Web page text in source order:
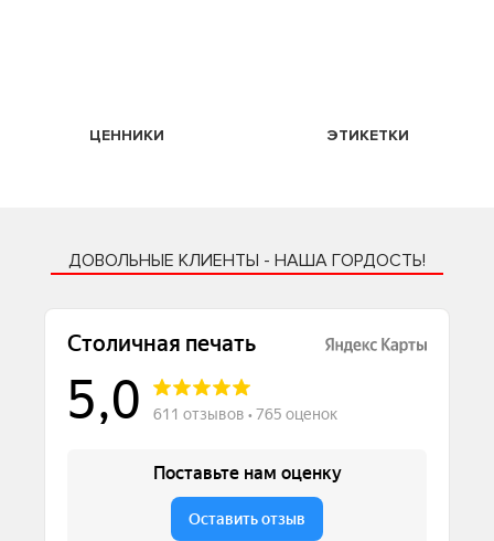
ЦЕННИКИ ЭТИКЕТКИ
ДОВОЛЬНЫЕ КЛИЕНТЫ - НАША ГОРДОСТЬ!